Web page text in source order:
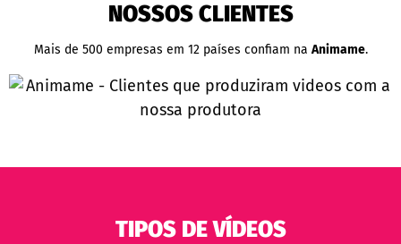
NOSSOS CLIENTES
Mais de 500 empresas em 12 países confiam na Animame.
TIPOS DE VÍDEOS